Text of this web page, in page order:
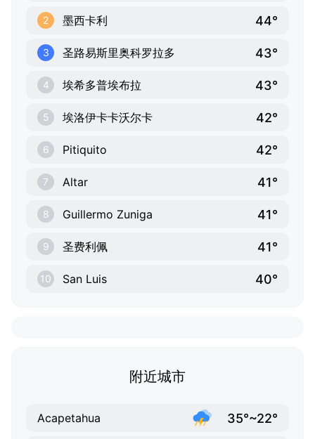
2 墨西卡利 44°
3 圣路易斯里奥科罗拉多 43°
4 埃希多普埃布拉 43°
5 埃洛伊卡卡沃尔卡 42°
6 Pitiquito 42°
7 Altar 41°
8 Guillermo Zuniga 41°
9 圣费利佩 41°
10 San Luis 40°
附近城市
Acapetahua 35°~22°